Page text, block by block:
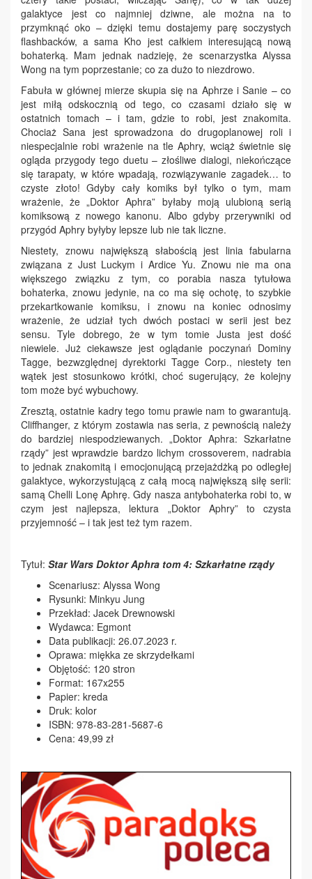
galaktyce jest co najmniej dziwne, ale można na to
przymknąć oko – dzięki temu dostajemy parę soczystych
flashbacków, a sama Kho jest całkiem interesującą nową
bohaterką. Mam jednak nadzieję, że scenarzystka Alyssa
Wong na tym poprzestanie; co za dużo to niezdrowo.
Fabuła w głównej mierze skupia się na Aphrze i Sanie – co
jest miłą odskocznią od tego, co czasami działo się w
ostatnich tomach – i tam, gdzie to robi, jest znakomita.
Chociaż Sana jest sprowadzona do drugoplanowej roli i
niespecjalnie robi wrażenie na tle Aphry, wciąż świetnie się
ogląda przygody tego duetu – złośliwe dialogi, niekończące
się tarapaty, w które wpadają, rozwiązywanie zagadek… to
czyste złoto! Gdyby cały komiks był tylko o tym, mam
wrażenie, że „Doktor Aphra” byłaby moją ulubioną serią
komiksową z nowego kanonu. Albo gdyby przerywniki od
przygód Aphry byłyby lepsze lub nie tak liczne.
Niestety, znowu największą słabością jest linia fabularna
związana z Just Luckym i Ardice Yu. Znowu nie ma ona
większego związku z tym, co porabia nasza tytułowa
bohaterka, znowu jedynie, na co ma się ochotę, to szybkie
przekartkowanie komiksu, i znowu na koniec odnosimy
wrażenie, że udział tych dwóch postaci w serii jest bez
sensu. Tyle dobrego, że w tym tomie Justa jest dość
niewiele. Już ciekawsze jest oglądanie poczynań Dominy
Tagge, bezwzględnej dyrektorki Tagge Corp., niestety ten
wątek jest stosunkowo krótki, choć sugerujący, że kolejny
tom może być wybuchowy.
Zresztą, ostatnie kadry tego tomu prawie nam to gwarantują.
Cliffhanger, z którym zostawia nas seria, z pewnością należy
do bardziej niespodziewanych. „Doktor Aphra: Szkarłatne
rządy” jest wprawdzie bardzo lichym crossoverem, nadrabia
to jednak znakomitą i emocjonującą przejażdżką po odległej
galaktyce, wykorzystującą z całą mocą największą siłę serii:
samą Chelli Lonę Aphrę. Gdy nasza antybohaterka robi to, w
czym jest najlepsza, lektura „Doktor Aphry” to czysta
przyjemność – i tak jest też tym razem.
Tytuł: Star Wars Doktor Aphra tom 4: Szkarłatne rządy
Scenariusz: Alyssa Wong
Rysunki: Minkyu Jung
Przekład: Jacek Drewnowski
Wydawca: Egmont
Data publikacji: 26.07.2023 r.
Oprawa: miękka ze skrzydełkami
Objętość: 120 stron
Format: 167x255
Papier: kreda
Druk: kolor
ISBN: 978-83-281-5687-6
Cena: 49,99 zł